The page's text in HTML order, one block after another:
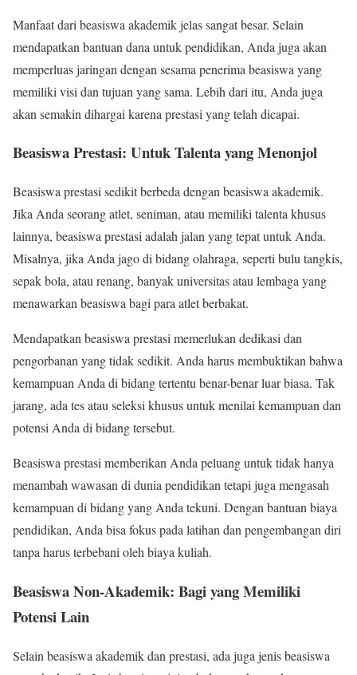
Manfaat dari beasiswa akademik jelas sangat besar. Selain
mendapatkan bantuan dana untuk pendidikan, Anda juga akan
memperluas jaringan dengan sesama penerima beasiswa yang
memiliki visi dan tujuan yang sama. Lebih dari itu, Anda juga
akan semakin dihargai karena prestasi yang telah dicapai.
Beasiswa Prestasi: Untuk Talenta yang Menonjol
Beasiswa prestasi sedikit berbeda dengan beasiswa akademik.
Jika Anda seorang atlet, seniman, atau memiliki talenta khusus
lainnya, beasiswa prestasi adalah jalan yang tepat untuk Anda.
Misalnya, jika Anda jago di bidang olahraga, seperti bulu tangkis,
sepak bola, atau renang, banyak universitas atau lembaga yang
menawarkan beasiswa bagi para atlet berbakat.
Mendapatkan beasiswa prestasi memerlukan dedikasi dan
pengorbanan yang tidak sedikit. Anda harus membuktikan bahwa
kemampuan Anda di bidang tertentu benar-benar luar biasa. Tak
jarang, ada tes atau seleksi khusus untuk menilai kemampuan dan
potensi Anda di bidang tersebut.
Beasiswa prestasi memberikan Anda peluang untuk tidak hanya
menambah wawasan di dunia pendidikan tetapi juga mengasah
kemampuan di bidang yang Anda tekuni. Dengan bantuan biaya
pendidikan, Anda bisa fokus pada latihan dan pengembangan diri
tanpa harus terbebani oleh biaya kuliah.
Beasiswa Non-Akademik: Bagi yang Memiliki
Potensi Lain
Selain beasiswa akademik dan prestasi, ada juga jenis beasiswa